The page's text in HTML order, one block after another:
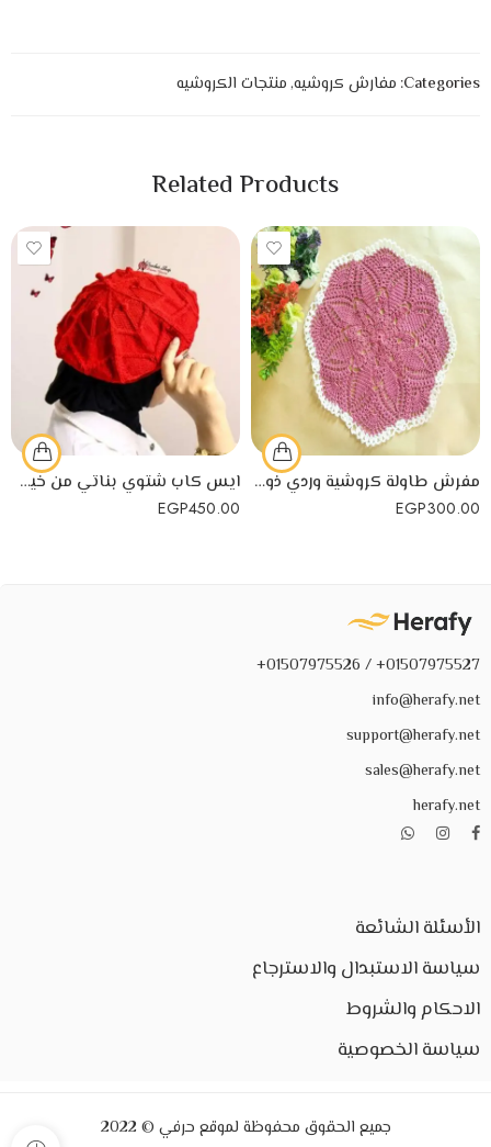
Categories: مفارش كروشيه,منتجات الكروشيه
Related Products
مفرش طاولة كروشية وردي ذو حواف بيضاء صمم يدوياً
EGP300.00
ايس كاب شتوي بناتي من خيوط الكروشيه لمظهر جذاب
EGP450.00
01507975527+ / 01507975526+
info@herafy.net
support@herafy.net
sales@herafy.net
herafy.net
الأسئلة الشائعة
سياسة الاستبدال والاسترجاع
الاحكام والشروط
سياسة الخصوصية
جميع الحقوق محفوظة لموقع حرفي © 2022